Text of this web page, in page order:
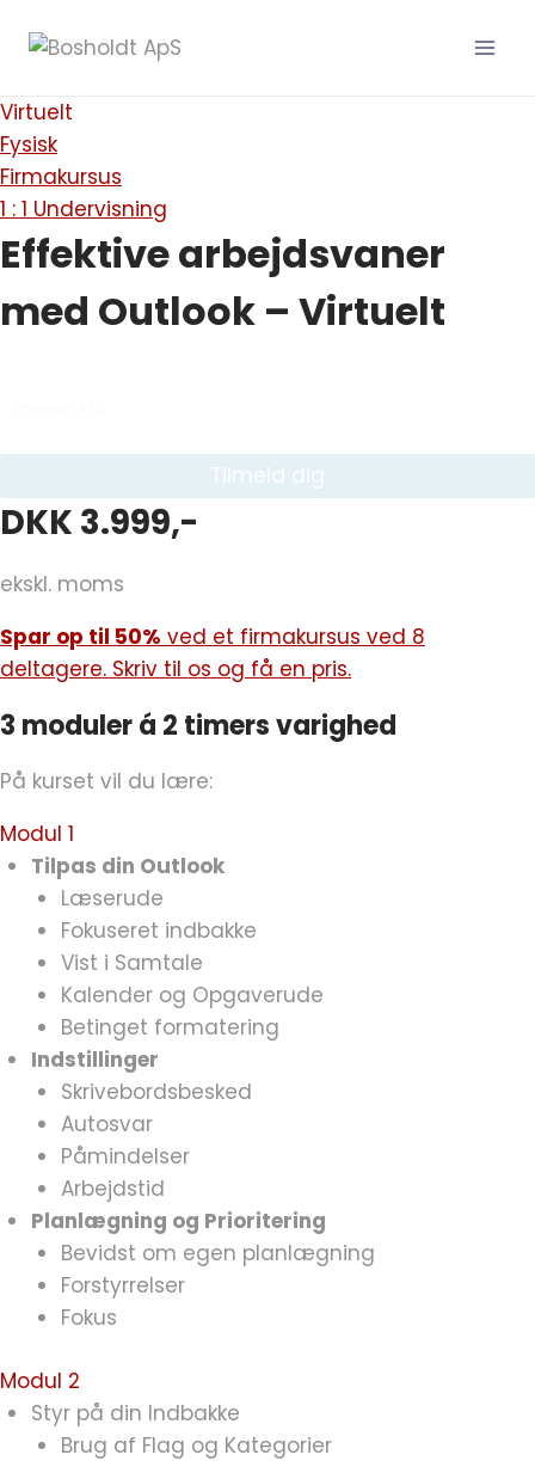
Virtuelt
Fysisk
Firmakursus
1 : 1 Undervisning
Effektive arbejdsvaner
med Outlook – Virtuelt
Tilmeld dig
DKK 3.999,-
ekskl. moms
Spar op til 50% ved et firmakursus ved 8
deltagere. Skriv til os og få en pris.
3 moduler á 2 timers varighed
På kurset vil du lære:
Modul 1
Tilpas din Outlook
Læserude
Fokuseret indbakke
Vist i Samtale
Kalender og Opgaverude
Betinget formatering
Indstillinger
Skrivebordsbesked
Autosvar
Påmindelser
Arbejdstid
Planlægning og Prioritering
Bevidst om egen planlægning
Forstyrrelser
Fokus
Modul 2
Styr på din Indbakke
Brug af Flag og Kategorier